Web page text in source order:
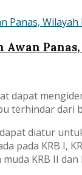
dapat
terhindar dari
diatur
pada KRB I,
KRB II dan